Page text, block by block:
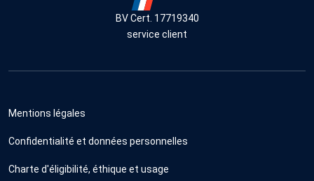
BV Cert. 17719340
service client
Mentions légales
Confidentialité et données personnelles
Charte d'éligibilité, éthique et usage